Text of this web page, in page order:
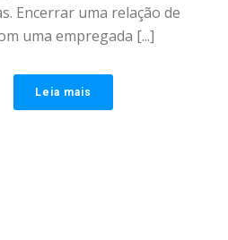
Encerrar uma relação de
uma empregada [...]
Leia mais